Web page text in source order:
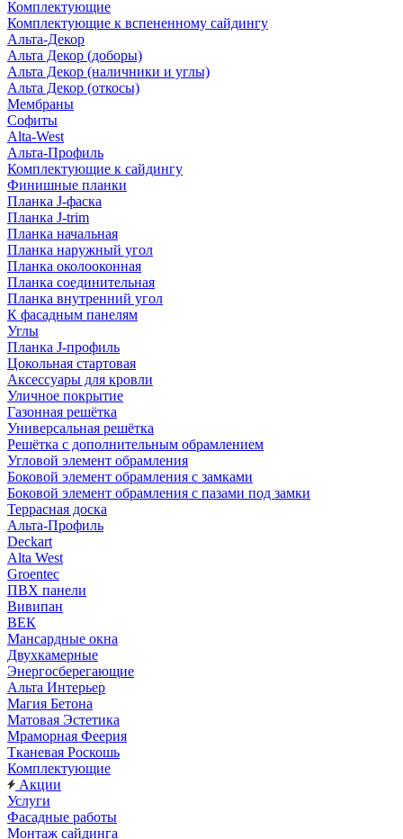
Комплектующие
Комплектующие к вспененному сайдингу
Альта-Декор
Альта Декор (доборы)
Альта Декор (наличники и углы)
Альта Декор (откосы)
Мембраны
Софиты
Alta-West
Альта-Профиль
Комплектующие к сайдингу
Финишные планки
Планка J-фаска
Планка J-trim
Планка начальная
Планка наружный угол
Планка околооконная
Планка соединительная
Планка внутренний угол
К фасадным панелям
Углы
Планка J-профиль
Цокольная стартовая
Аксессуары для кровли
Уличное покрытие
Газонная решётка
Универсальная решётка
Решётка с дополнительным обрамлением
Угловой элемент обрамления
Боковой элемент обрамления с замками
Боковой элемент обрамления с пазами под замки
Террасная доска
Альта-Профиль
Deckart
Alta West
Groentec
ПВХ панели
Вивипан
ВЕК
Мансардные окна
Двухкамерные
Энергосберегающие
Альта Интерьер
Магия Бетона
Матовая Эстетика
Мраморная Феерия
Тканевая Роскошь
Комплектующие
Акции
Услуги
Фасадные работы
Монтаж сайдинга